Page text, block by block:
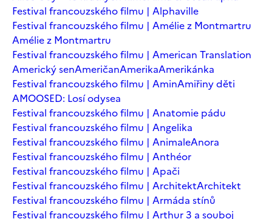
Festival francouzského filmu | Alphaville
Festival francouzského filmu | Amélie z Montmartru
Amélie z Montmartru
Festival francouzského filmu | American Translation
Americký senAmeričanAmerikaAmerikánka
Festival francouzského filmu | AminAmiřiny děti
AMOOSED: Losí odysea
Festival francouzského filmu | Anatomie pádu
Festival francouzského filmu | Angelika
Festival francouzského filmu | AnimaleAnora
Festival francouzského filmu | Anthéor
Festival francouzského filmu | Apači
Festival francouzského filmu | ArchitektArchitekt
Festival francouzského filmu | Armáda stínů
Festival francouzského filmu | Arthur 3 a souboj